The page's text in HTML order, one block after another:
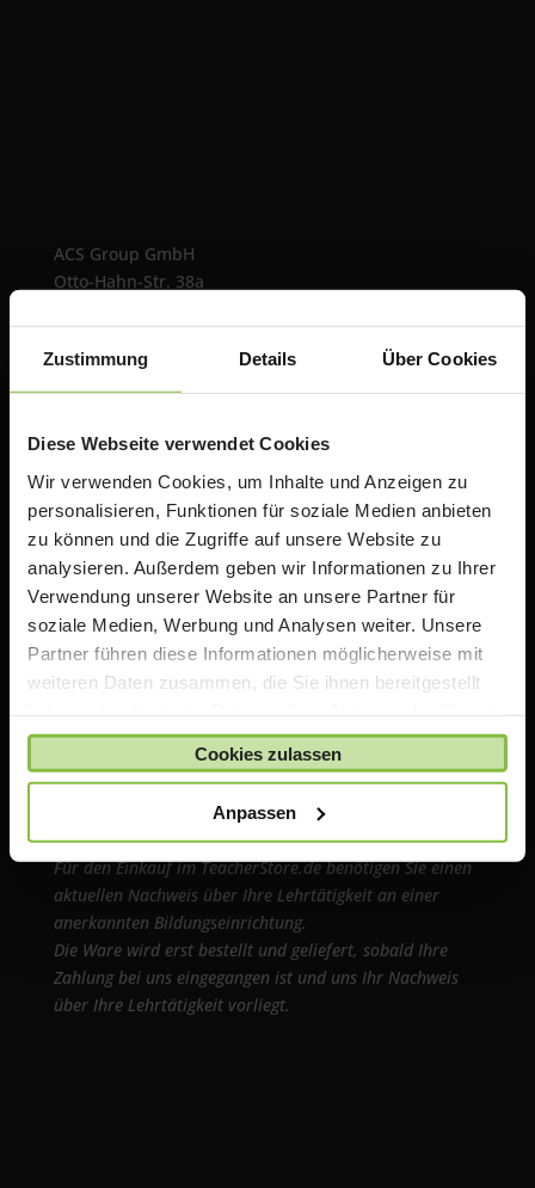
Zustimmung Details Über Cookies
Diese Webseite verwendet Cookies
Wir verwenden Cookies, um Inhalte und Anzeigen zu
personalisieren, Funktionen für soziale Medien anbieten
zu können und die Zugriffe auf unsere Website zu
analysieren. Außerdem geben wir Informationen zu Ihrer
Verwendung unserer Website an unsere Partner für
soziale Medien, Werbung und Analysen weiter. Unsere
Partner führen diese Informationen möglicherweise mit
weiteren Daten zusammen, die Sie ihnen bereitgestellt
gesammelt haben.
Cookies zulassen
Anpassen
ACS Group GmbH
Otto-Hahn-Str. 38a
f: +49 (0)89 1893130-30
Über uns
Die ACS Group betreibt mit TeacherStore.de ein
Online Portal für Lehrer & Schulen mit exklusiven
Rabatten auf Apple Produkte. Wir bieten zusätzlich
Informationen, Schulungen und Workshops rund um
das Thema iPad in der Schule an.
Wichtiger Hinweis
Die auf TeacherStore.de gezeigten Preise beinhalten
bereits spezielle Rabatte für Lehrer und Schulen.
Für den Einkauf im TeacherStore.de benötigen Sie einen
aktuellen Nachweis über Ihre Lehrtätigkeit an einer
anerkannten Bildungseinrichtung.
Die Ware wird erst bestellt und geliefert, sobald Ihre
Zahlung bei uns eingegangen ist und uns Ihr Nachweis
über Ihre Lehrtätigkeit vorliegt.